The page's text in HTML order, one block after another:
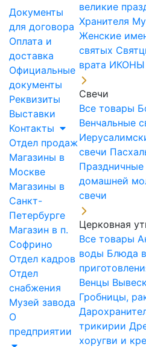
Документы
для договора
Оплата и
доставка
Официальные
документы
Реквизиты
Выставки
Контакты
Отдел продаж
Магазины в
Москве
Магазины в
Санкт-
Петербурге
Магазин в п.
Софрино
Отдел кадров
Отдел
снабжения
Музей завода
О
предприятии
великие
Хранителя
Женские
святых
врата ИКОНЫ
Свечи
Все товары
Венчальные
свечи
Праздничные
домашней
свечи
Церковная
Все товары
воды Блюда
Венцы
Гробницы,
трикирии
хоругви и